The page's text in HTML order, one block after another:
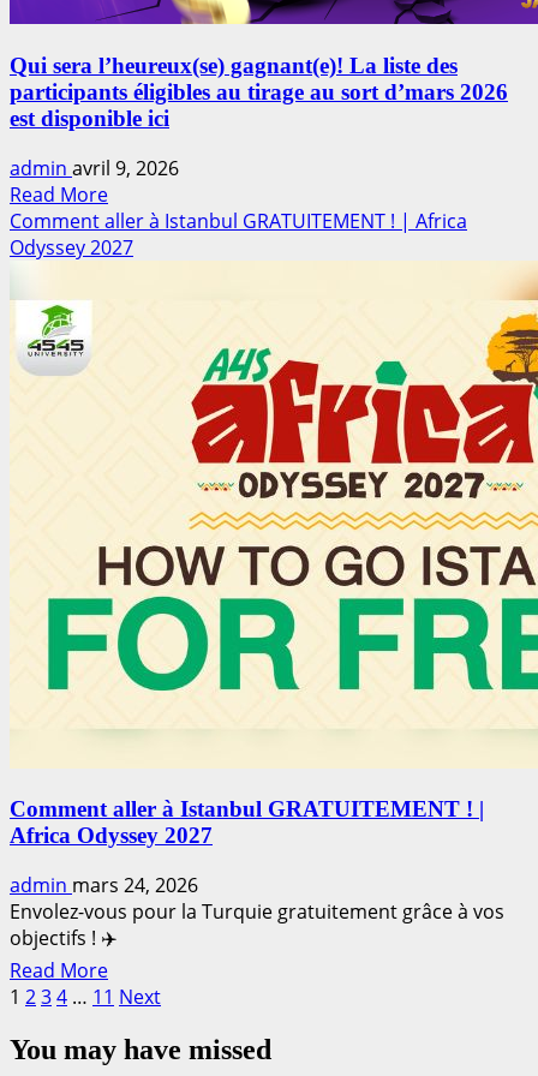
Qui sera l’heureux(se) gagnant(e)! La liste des
participants éligibles au tirage au sort d’mars 2026
est disponible ici
admin avril 9, 2026
Read MoreRead
more
about
participants
tirage
au
sort
d’mars
2026
est
disponible
Comment aller à Istanbul GRATUITEMENT ! | Africa
Odyssey 2027
Comment aller à Istanbul GRATUITEMENT ! |
Africa Odyssey 2027
admin mars 24, 2026
Envolez-vous pour la Turquie gratuitement grâce à vos
objectifs ! ✈️
Read MoreRead
more
Comment
Pagination
publications
1 234 … 11 Next
You may have missed